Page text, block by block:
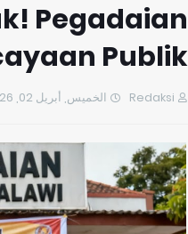
Pegadaian
Publik
Redaksi الخميس, أبريل 02, 2026